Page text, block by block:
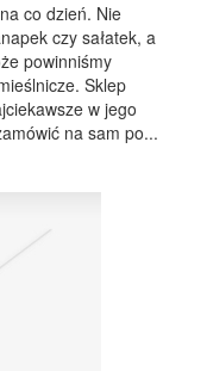
co dzień. Nie
czy sałatek, a
powinniśmy
Sklep
w jego
na sam po...